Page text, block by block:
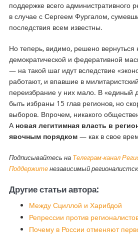
поддержке всего
в случае с Сергеем Фургалом,
последствия всем известны.
Но теперь, видимо, решено вернуться
демократической и федеративной
— на такой шаг идут вследствие
работают, и впавшие в
переизбрание у них мало. В «единый
быть избраны 15 глав регионов, но
выборов. Впрочем, никакого
А новая легитимная власть в
явочным порядком — как в свое
Подписывайтесь на Телеграм-канал
Поддержитенезависимый
Другие статьи автора:
Между Сциллой и Харибдой
Репрессии против
Почему в России отменяют